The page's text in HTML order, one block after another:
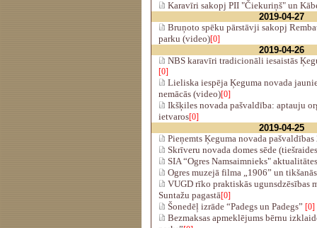
Karavīri sakopj PII "Čiekuriņš" un
2019-04-27
Bruņoto spēku pārstāvji sakopj
parku (video)[0]
2019-04-26
NBS karavīri tradicionāli iesaistās
[0]
Lieliska iespēja Ķeguma novada
nemācās (video)[0]
Ikšķiles novada pašvaldība: aptauju
ietvaros[0]
2019-04-25
Pieņemts Ķeguma novada
Skrīveru novada domes sēde
SIA “Ogres Namsaimnieks" aktualitātes
Ogres muzejā filma „1906” un
VUGD rīko praktiskās ugunsdzēsības
Suntažu pagastā[0]
Šonedēļ izrāde “Padegs un Padegs” [0]
Bezmaksas apmeklējums bērnu